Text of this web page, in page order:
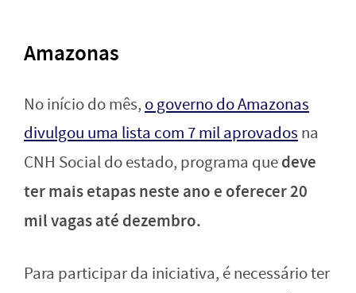
Amazonas
No início do mês, o governo do Amazonas
divulgou uma lista com 7 mil aprovados na
CNH Social do estado, programa quedeve
ter mais etapas neste ano e oferecer20
mil vagas até dezembro.
Para participar da iniciativa, é necessário ter